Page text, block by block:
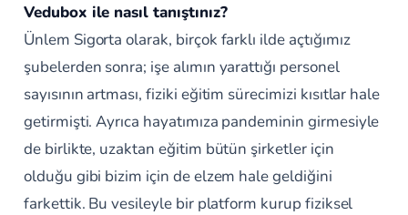
Vedubox ile nasıl tanıştınız?
Ünlem Sigorta olarak, birçok farklı ilde açtığımız
şubelerden sonra; işe alımın yarattığı personel
sayısının artması, fiziki eğitim sürecimizi kısıtlar hale
getirmişti. Ayrıca hayatımıza pandeminin girmesiyle
de birlikte, uzaktan eğitim bütün şirketler için
olduğu gibi bizim için de elzem hale geldiğini
farkettik. Bu vesileyle bir platform kurup fiziksel